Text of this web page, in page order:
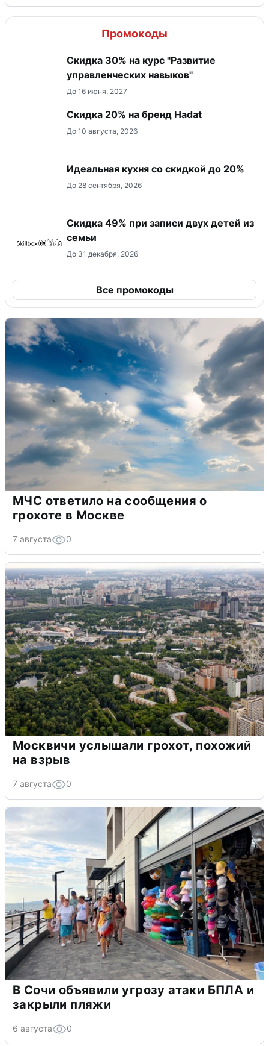
Промокоды
Скидка 30% на курс "Развитие
управленческих навыков"
До 16 июня, 2027
Скидка 20% на бренд Hadat
До 10 августа, 2026
Идеальная кухня со скидкой до 20%
До 28 сентября, 2026
Скидка 49% при записи двух детей из
семьи
До 31 декабря, 2026
Все промокоды
МЧС ответило на сообщения о
грохоте в Москве
7 августа 0
Москвичи услышали грохот, похожий
на взрыв
7 августа 0
В Сочи объявили угрозу атаки БПЛА и
закрыли пляжи
6 августа 0